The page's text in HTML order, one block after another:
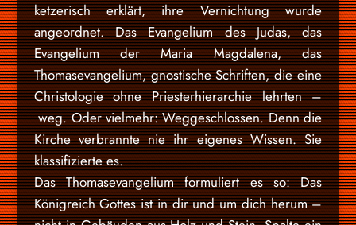
ketzerisch erklärt, ihre Vernichtung wurde
angeordnet. Das Evangelium des Judas, das
Evangelium der Maria Magdalena, das
Thomasevangelium, gnostische Schriften, die eine
Christologie ohne Priesterhierarchie lehrten –
weg. Oder vielmehr: Weggeschlossen. Denn die
Kirche verbrannte nie ihr eigenes Wissen. Sie
klassifizierte es.
Das Thomasevangelium formuliert es so: Das
Königreich Gottes ist in dir und um dich herum –